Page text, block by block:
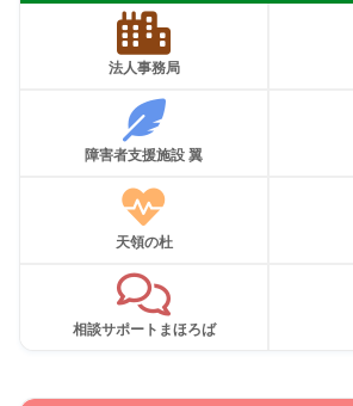
法人事務局
障害者支援施設 翼
天領の杜
相談サポートまほろば